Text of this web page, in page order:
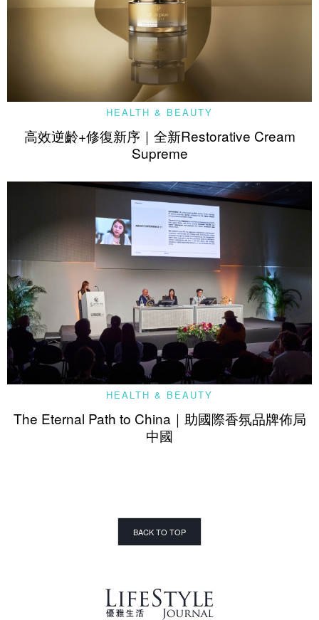
HEALTH & BEAUTY
高效逆齡+修復新序｜全新Restorative Cream
Supreme
HEALTH & BEAUTY
The Eternal Path to China｜助國際香氛品牌佈局
中國
BACK TO TOP